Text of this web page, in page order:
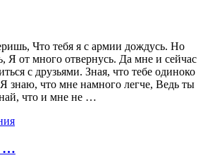
Что тебя я с армии дождусь. Но
Я от много отвернусь. Да мне и сейчас
с друзьями. Зная, что тебе одиноко
знаю, что мне намного легче, Ведь ты
что и мне не …
…